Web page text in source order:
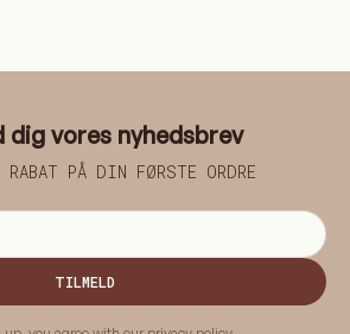
dig vores nyhedsbrev
RABAT PÅ DIN FØRSTE ORDRE
TILMELD